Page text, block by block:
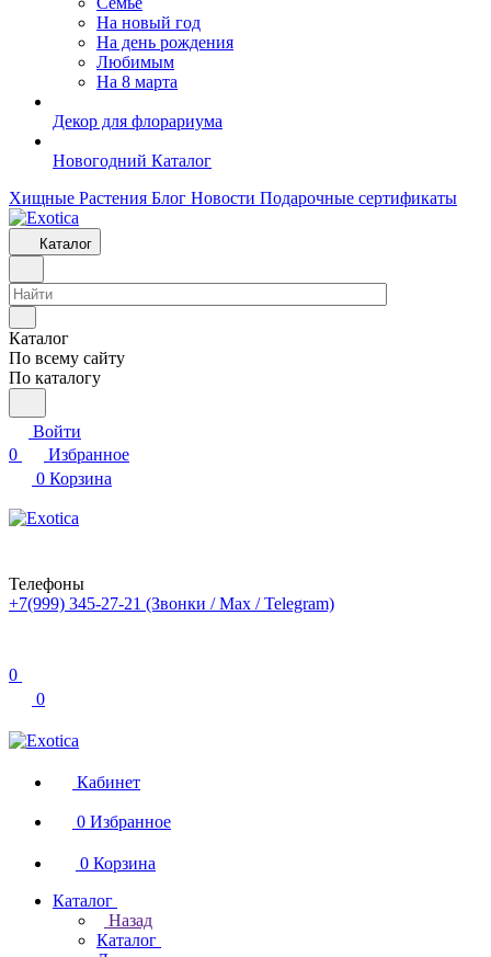
На новый год
На день рождения
Любимым
На 8 марта
Декор для флорариума
Новогодний Каталог
Хищные Растения Блог Новости Подарочные сертификаты
Каталог
Каталог
По всему сайту
По каталогу
Войти
0
Избранное
0 Корзина
Телефоны
+7(999) 345-27-21 (Звонки / Max / Telegram)
0
0
Кабинет
0 Избранное
0 Корзина
Каталог
Назад
Каталог